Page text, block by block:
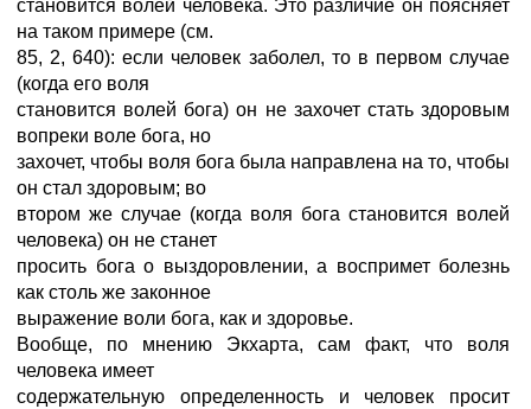
становится волей человека. Это различие он поясняет
на таком примере (см.
85, 2, 640): если человек заболел, то в первом случае
(когда его воля
становится волей бога) он не захочет стать здоровым
вопреки воле бога, но
захочет, чтобы воля бога была направлена на то, чтобы
он стал здоровым; во
втором же случае (когда воля бога становится волей
человека) он не станет
просить бога о выздоровлении, а воспримет болезнь
как столь же законное
выражение воли бога, как и здоровье.
Вообще, по мнению Экхарта, сам факт, что воля
человека имеет
содержательную определенность и человек просит